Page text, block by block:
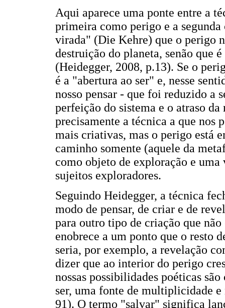
Aqui aparece uma ponte entre a
primeira como perigo e a
virada" (Die Kehre) que o perigo
destruição do planeta, senão que
(Heidegger, 2008, p.13). Se o
é a "abertura ao ser" e, nesse
nosso pensar - que foi reduzido a
perfeição do sistema e o atraso
precisamente a técnica a que nos
mais criativas, mas o perigo está
caminho somente (aquele da
como objeto de exploração e uma
sujeitos exploradores.
Seguindo Heidegger, a técnica
modo de pensar, de criar e de
para outro tipo de criação que
enobrece a um ponto que o resto
seria, por exemplo, a revelação
dizer que ao interior do perigo
nossas possibilidades poéticas
ser, uma fonte de multiplicidade
91). O termo "salvar" significa